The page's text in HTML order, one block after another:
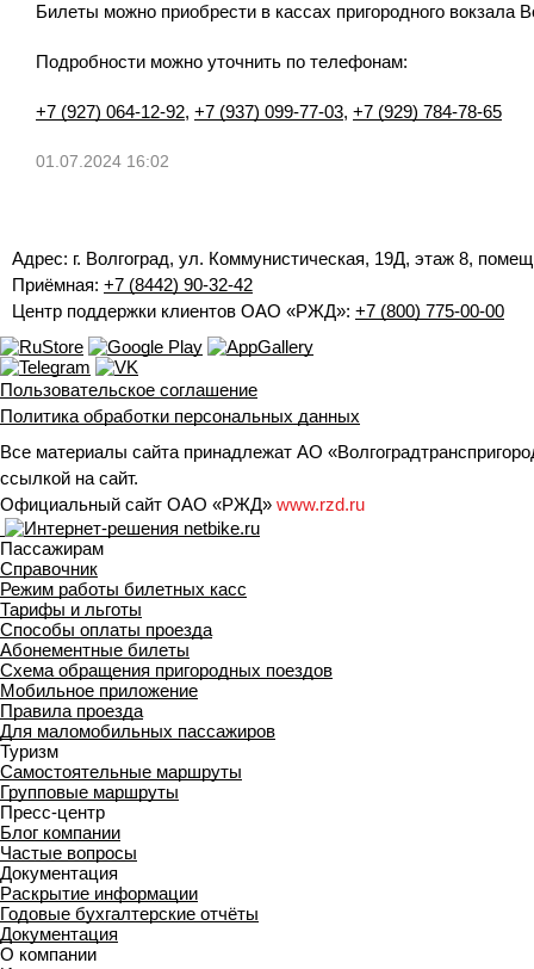
Билеты можно приобрести в кассах пригородного вокзала
Подробности можно уточнить по телефонам:
+7 (927) 064-12-92, +7 (937) 099-77-03, +7 (929) 784-78-65
01.07.2024 16:02
Адрес: г. Волгоград, ул. Коммунистическая, 19Д, этаж 8,
Приёмная: +7 (8442) 90-32-42
Центр поддержки клиентов ОАО «РЖД»: +7 (800) 775-00-00
Пользовательское соглашение
Политика обработки персональных данных
Все материалы сайта принадлежат АО
ссылкой на сайт.
Официальный сайт ОАО «РЖД» www.rzd.ru
Пассажирам
Справочник
Режим работы билетных касс
Тарифы и льготы
Способы оплаты проезда
Абонементные билеты
Схема обращения пригородных поездов
Мобильное приложение
Правила проезда
Для маломобильных пассажиров
Туризм
Самостоятельные маршруты
Групповые маршруты
Пресс-центр
Блог компании
Частые вопросы
Документация
Раскрытие информации
Годовые бухгалтерские отчёты
Документация
О компании